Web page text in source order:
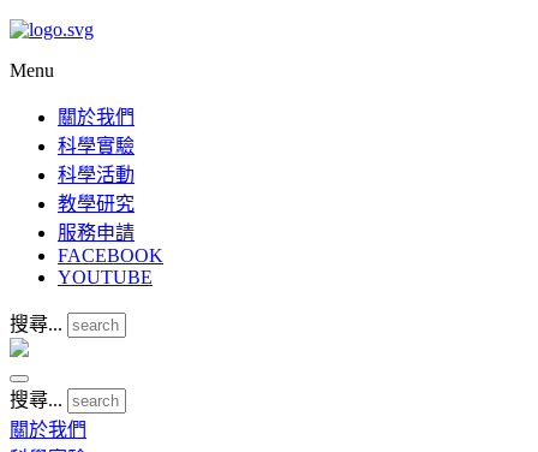
Menu
關於我們
科學實驗
科學活動
教學研究
服務申請
FACEBOOK
YOUTUBE
搜尋...
搜尋...
關於我們